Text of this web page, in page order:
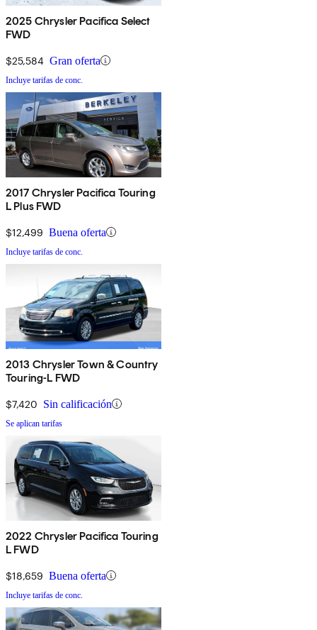
2025 Chrysler Pacifica Select
FWD
$25,584 Gran oferta
Incluye tarifas de conc.
2017 Chrysler Pacifica Touring
L Plus FWD
$12,499 Buena oferta
Incluye tarifas de conc.
2013 Chrysler Town & Country
Touring-L FWD
$7,420 Sin calificación
Se aplican tarifas
2022 Chrysler Pacifica Touring
L FWD
$18,659 Buena oferta
Incluye tarifas de conc.